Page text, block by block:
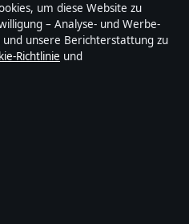
digitaler
auf Politik, Wirtschaft,
Deutschland. Jeder Artikel
Redakteur geprüft und
um diese Website zu
– Analyse- und Werbe-
unsere Berichterstattung zu
Richtlinie und